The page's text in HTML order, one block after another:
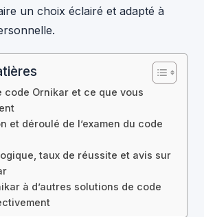
un choix éclairé et adapté à
code Ornikar et ce que vous
et déroulé de l’examen du code
taux de réussite et avis sur
à d’autres solutions de code